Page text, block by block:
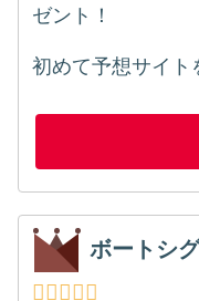
ゼント！
初めて予想サイト
ボートシ